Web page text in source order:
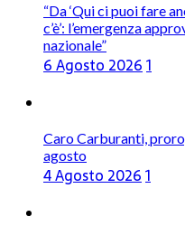
“Da ‘Qui ci puoi fare
c’è’: l’emergenza
nazionale”
6 Agosto 20261
Caro Carburanti,
agosto
4 Agosto 20261